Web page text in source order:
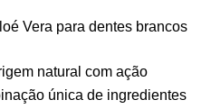
Vera para dentes brancos
natural com ação
única de ingredientes